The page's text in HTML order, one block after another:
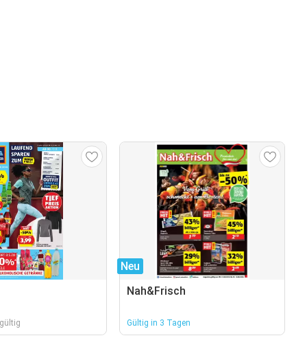
Neu
Nah&Frisch
Gültig in 3 Tagen